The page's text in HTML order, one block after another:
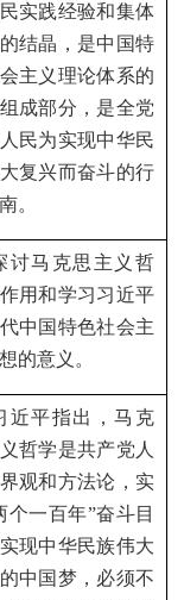
实践经验和集体
结晶，是中国特
主义理论体系的
成部分，是全党
民为实现中华民
复兴而奋斗的行
。
讨马克思主义哲
用和学习习近平
中国特色社会主
的意义。
近平指出，马克
哲学是共产党人
观和方法论，实
个一百年”奋斗目
现中华民族伟大
中国梦，必须不